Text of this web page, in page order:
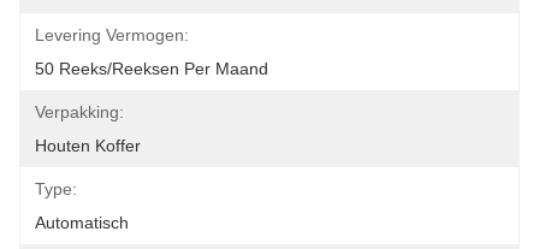
Levering Vermogen:
50 Reeks/Reeksen Per Maand
Verpakking:
Houten Koffer
Type:
Automatisch